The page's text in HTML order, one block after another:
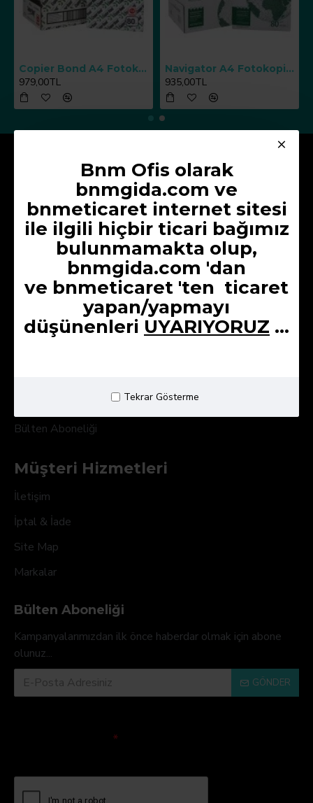
Bnm Ofis olarak
bnmgida.com ve
bnmeticaret internet sitesi
ile ilgili hiçbir ticari bağımız
bulunmamakta olup,
bnmgida.com 'dan
ve bnmeticaret 'ten ticaret
yapan/yapmayı
düşünenleri UYARIYORUZ ...
Tekrar Gösterme
Copier Bond A4 Fotokopi Kağıdı 80 g/m² 500 Yaprak x 5 Paket
979,00TL
Navigator A4 Fotokopi Kağıdı 80 g/m² 500 Yaprak x 5 Paket
935,00TL
Üyelik Sözleşmesi
Kargo ve Teslimat
Gizlilik Sözleşmesi
Mesafeli Satış Sözleşmesi
İptal & İade Şartları
Bülten Aboneliği
Müşteri Hizmetleri
İletişim
İptal & İade
Site Map
Markalar
Bülten Aboneliği
Kampanyalarımızdan ilk önce haberdar olmak için abone
olunuz...
GÖNDER